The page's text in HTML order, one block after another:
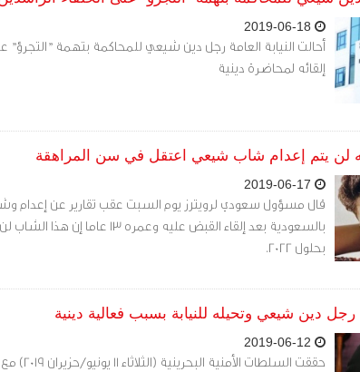
أحالت النيابة العامة رجل دين شيعي للمحاكمة بتهمة "التجرؤ"
إلقائه لمحاضرة دينية
لن يتم إعدام شاب شيعي اعتقل في سن المراهقة
قال مسؤول سعودي لرويترز يوم السبت عقب تقارير عن إعدام
بالسعودية بعد إلقاء القبض عليه
بحلول 2022.
رجل دين شيعي وتحيله للنيابة بسبب فعالية دينية
حققت